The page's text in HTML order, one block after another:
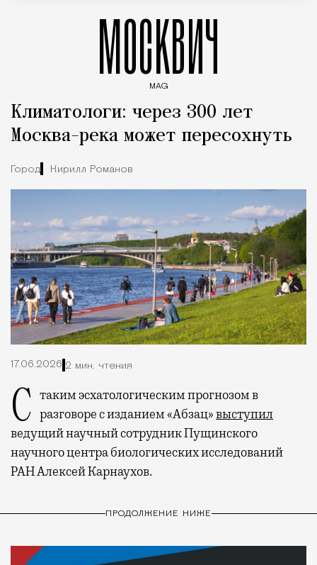
МОСКВИЧ
MAG
Климатологи: через 300 лет
Москва-река может пересохнуть
Город Кирилл Романов
17.06.2026 2 мин. чтения
С таким эсхатологическим прогнозом в разговоре с изданием «Абзац»выступил
ведущий научный сотрудник Пущинского
научного центра биологических исследований
РАН Алексей Карнаухов.
ПРОДОЛЖЕНИЕ НИЖЕ